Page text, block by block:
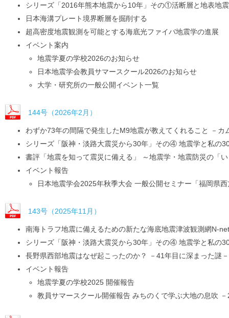
シリーズ「2016年熊本地震から10年」その①活断層と地表地
日本海溝プレート境界断層を掘削する
超高密度地震観測を可能とする海底光ファイバ地震学の進展
イベント案内
地震学夏の学校2026のお知らせ
日本地震学会教員サマースクール2026のお知らせ
大学・研究所の一般公開イベント一覧
144号（2026年2月）
わずか73年の間隔で発生したM9地震が教えてくれること －
シリーズ「阪神・淡路大震災から30年」その④ 地震学と私の
書評「地震を知って震災に備える」 ～地震学・地震防災の「
イベント報告
日本地震学会2025年秋季大会 一般公開セミナー「福岡県
143号（2025年11月）
南海トラフ地震に備えるための新たな海底地震津波観測網N-net
シリーズ「阪神・淡路大震災から30年」その④ 地震学と私の
長野県西部地震はなぜ起こったのか？ －41年目に深まった謎－
イベント報告
地震学夏の学校2025 開催報告
教員サマースクール開催報告 みちのくで学ぶ大地の息吹